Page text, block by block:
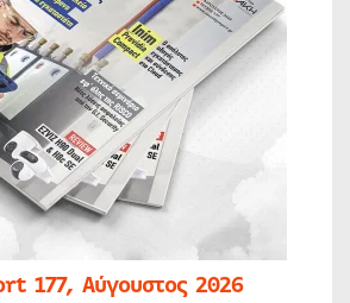
177, Αύγουστος 2026